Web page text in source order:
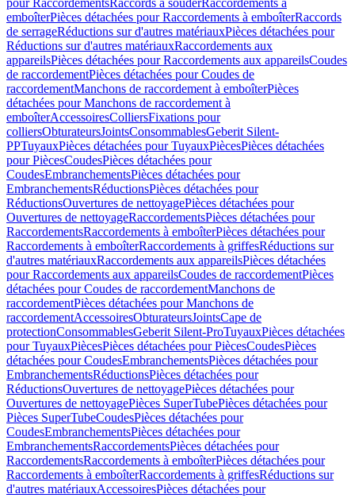
pour RaccordementsRaccords à souderRaccordements à
emboîterPièces détachées pour Raccordements à emboîterRaccords
de serrageRéductions sur d'autres matériauxPièces détachées pour
Réductions sur d'autres matériauxRaccordements aux
appareilsPièces détachées pour Raccordements aux appareilsCoudes
de raccordementPièces détachées pour Coudes de
raccordementManchons de raccordement à emboîterPièces
détachées pour Manchons de raccordement à
emboîterAccessoiresColliersFixations pour
colliersObturateursJointsConsommablesGeberit Silent-
PPTuyauxPièces détachées pour TuyauxPiècesPièces détachées
pour PiècesCoudesPièces détachées pour
CoudesEmbranchementsPièces détachées pour
EmbranchementsRéductionsPièces détachées pour
RéductionsOuvertures de nettoyagePièces détachées pour
Ouvertures de nettoyageRaccordementsPièces détachées pour
RaccordementsRaccordements à emboîterPièces détachées pour
Raccordements à emboîterRaccordements à griffesRéductions sur
d'autres matériauxRaccordements aux appareilsPièces détachées
pour Raccordements aux appareilsCoudes de raccordementPièces
détachées pour Coudes de raccordementManchons de
raccordementPièces détachées pour Manchons de
raccordementAccessoiresObturateursJointsCape de
protectionConsommablesGeberit Silent-ProTuyauxPièces détachées
pour TuyauxPiècesPièces détachées pour PiècesCoudesPièces
détachées pour CoudesEmbranchementsPièces détachées pour
EmbranchementsRéductionsPièces détachées pour
RéductionsOuvertures de nettoyagePièces détachées pour
Ouvertures de nettoyagePièces SuperTubePièces détachées pour
Pièces SuperTubeCoudesPièces détachées pour
CoudesEmbranchementsPièces détachées pour
EmbranchementsRaccordementsPièces détachées pour
RaccordementsRaccordements à emboîterPièces détachées pour
Raccordements à emboîterRaccordements à griffesRéductions sur
d'autres matériauxAccessoiresPièces détachées pour